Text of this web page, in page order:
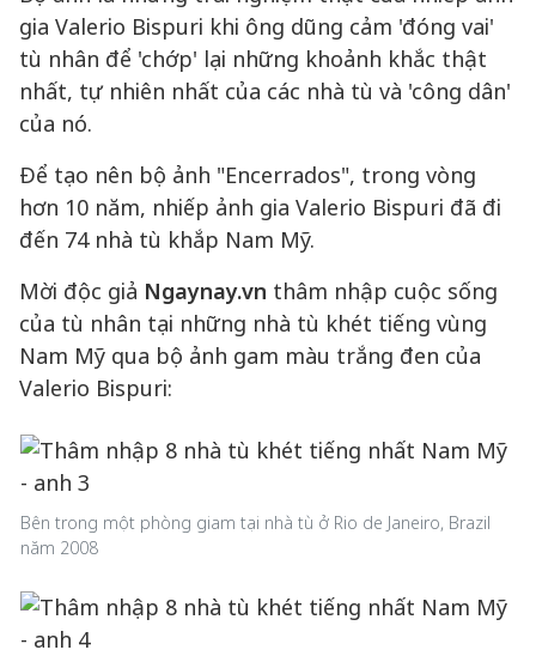
gia Valerio Bispuri khi ông dũng cảm 'đóng vai'
tù nhân để 'chớp' lại những khoảnh khắc thật
nhất, tự nhiên nhất của các nhà tù và 'công dân'
của nó.
Để tạo nên bộ ảnh "Encerrados", trong vòng
hơn 10 năm, nhiếp ảnh gia Valerio Bispuri đã đi
đến 74 nhà tù khắp Nam Mỹ.
Mời độc giả Ngaynay.vn thâm nhập cuộc sống
của tù nhân tại những nhà tù khét tiếng vùng
Nam Mỹ qua bộ ảnh gam màu trắng đen của
Valerio Bispuri:
Bên trong một phòng giam tại nhà tù ở Rio de Janeiro, Brazil
năm 2008